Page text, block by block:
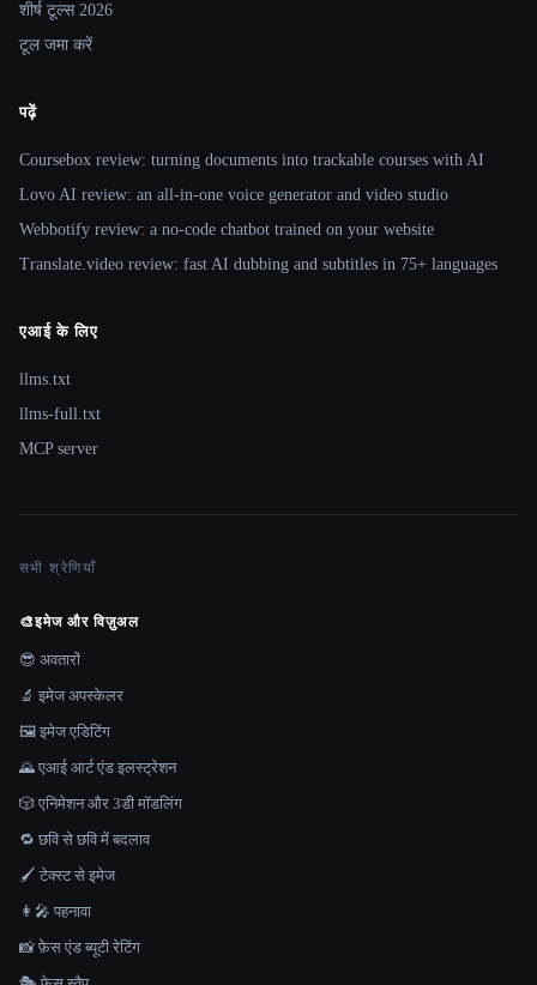
शीर्ष टूल्स 2026
टूल जमा करें
पढ़ें
Coursebox review: turning documents into trackable courses with AI
Lovo AI review: an all-in-one voice generator and video studio
Webbotify review: a no-code chatbot trained on your website
Translate.video review: fast AI dubbing and subtitles in 75+ languages
एआई के लिए
llms.txt
llms-full.txt
MCP server
सभी श्रेणियाँ
🎨इमेज और विज़ुअल
😎 अवतारों
🔬 इमेज अपस्केलर
🖼️ इमेज एडिटिंग
🌄 एआई आर्ट एंड इलस्ट्रेशन
🎲 एनिमेशन और 3डी मॉडलिंग
🔁 छवि से छवि में बदलाव
🖌️ टेक्स्ट से इमेज
👩‍🎤 पहनावा
📸 फ़ेस एंड ब्यूटी रेटिंग